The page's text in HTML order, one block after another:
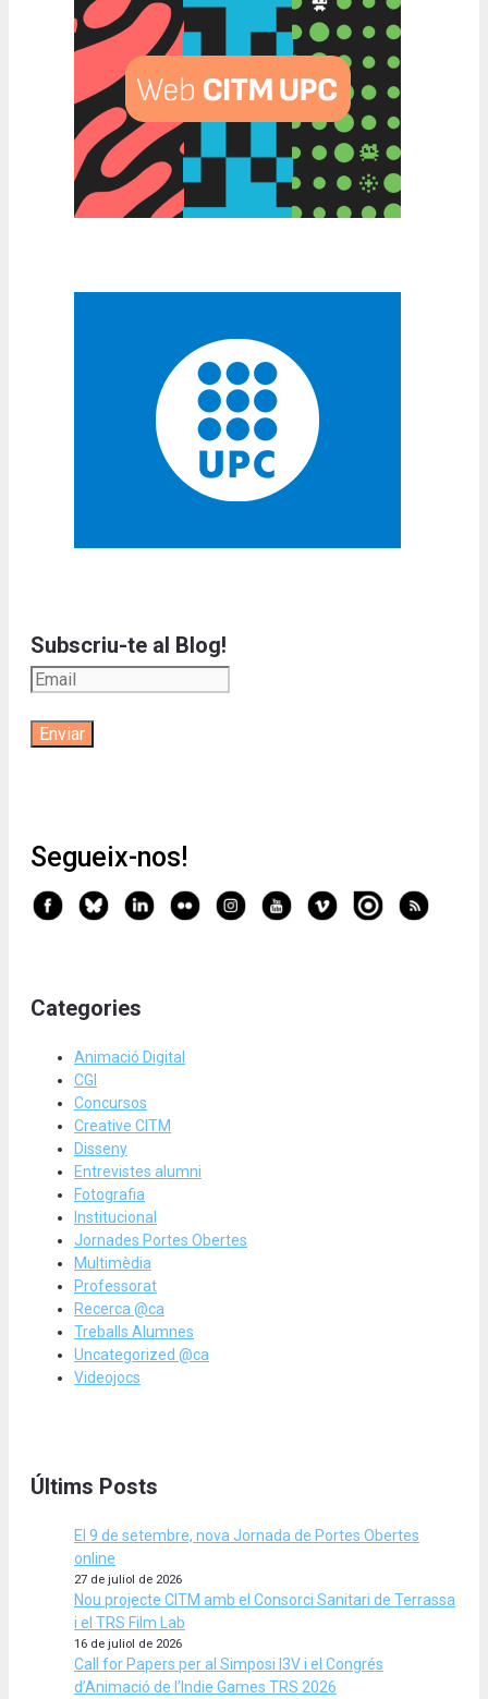
Subscriu-te al Blog!
Segueix-nos!
Categories
Animació Digital
CGI
Concursos
Creative CITM
Disseny
Entrevistes alumni
Fotografia
Institucional
Jornades Portes Obertes
Multimèdia
Professorat
Recerca @ca
Treballs Alumnes
Uncategorized @ca
Videojocs
Últims Posts
El 9 de setembre, nova Jornada de Portes Obertes
online
27 de juliol de 2026
Nou projecte CITM amb el Consorci Sanitari de Terrassa
i el TRS Film Lab
16 de juliol de 2026
Call for Papers per al Simposi I3V i el Congrés
d’Animació de l’Indie Games TRS 2026